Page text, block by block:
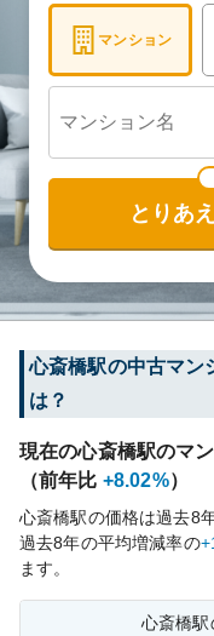
マンション
とりあ
心斎橋駅の中古マン
は？
現在の心斎橋駅のマ
（前年比 +8.02%）
心斎橋駅の価格は過去8
過去8年の平均増減率の
ます。
心斎橋駅